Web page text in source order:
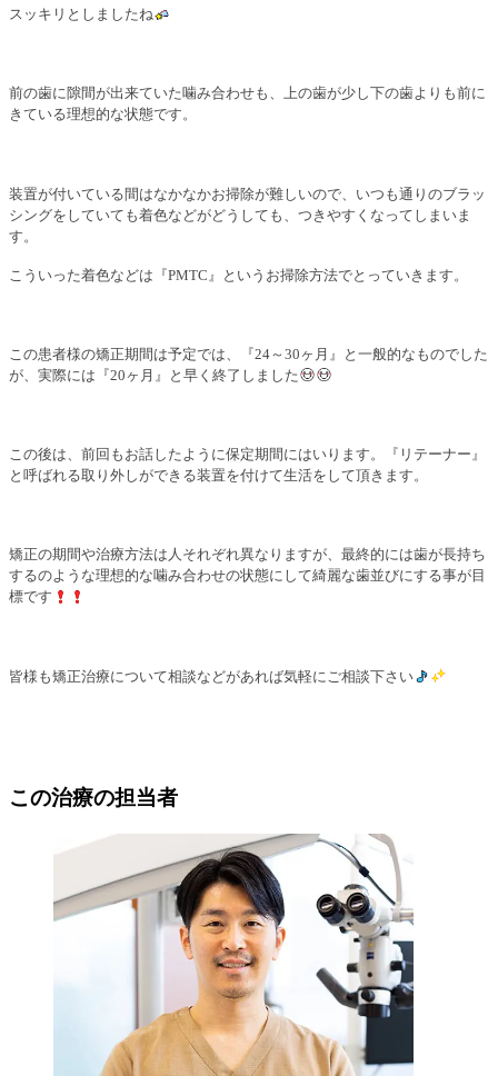
スッキリとしましたね
前の歯に隙間が出来ていた噛み合わせも、上の歯が少し下の歯よりも前に
きている理想的な状態です。
装置が付いている間はなかなかお掃除が難しいので、いつも通りのブラッ
シングをしていても着色などがどうしても、つきやすくなってしまいま
す。
こういった着色などは『PMTC 』というお掃除方法でとっていきます。
この患者様の矯正期間は予定では、『24～ 30ヶ月』と一般的なものでした
が、実際に は『20ヶ月』と早く終了しました
この後は、前回もお話したように保定期間にはいります。『リテーナー』
と呼ばれる取り外しができる装置を付けて生活をして頂きます。
矯正の期間や治療方法は人それぞれ異なりますが、最終的には歯が長持ち
するのような理想的な噛み合わせの状態にして綺麗な歯並びにする事が目
標です
皆様も矯正治療について相談などがあれば気軽にご相談下さい
この治療の担当者